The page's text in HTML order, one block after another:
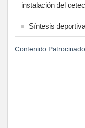
instalación del
Síntesis
Contenido Patrocinado